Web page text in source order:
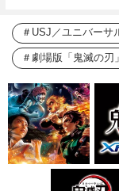
USJ／ユニバーサ
劇場版「鬼滅の刃